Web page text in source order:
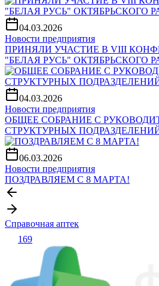
04.03.2026
Новости предприятия
ПРИНЯЛИ УЧАСТИЕ В VIII
"БЕЛАЯ РУСЬ" ОКТЯБРЬСКОГО
04.03.2026
Новости предприятия
ОБЩЕЕ СОБРАНИЕ С
СТРУКТУРНЫХ
06.03.2026
Новости предприятия
ПОЗДРАВЛЯЕМ С 8 МАРТА!
Справочная аптек
169